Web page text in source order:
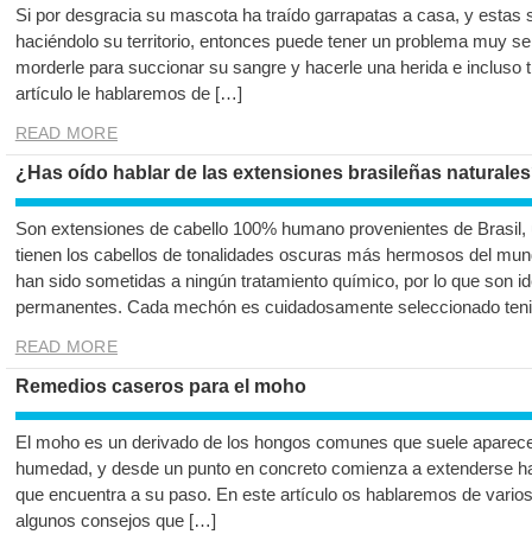
Si por desgracia su mascota ha traído garrapatas a casa, y estas
haciéndolo su territorio, entonces puede tener un problema muy
morderle para succionar su sangre y hacerle una herida e incluso
artículo le hablaremos de […]
READ MORE
¿Has oído hablar de las extensiones brasileñas
Son extensiones de cabello 100% humano provenientes de
tienen los cabellos de tonalidades oscuras más hermosos del
han sido sometidas a ningún tratamiento químico, por lo que son
permanentes. Cada mechón es cuidadosamente seleccionado
READ MORE
Remedios caseros para el moho
El moho es un derivado de los hongos comunes que suele
humedad, y desde un punto en concreto comienza a extenderse
que encuentra a su paso. En este artículo os hablaremos de
algunos consejos que […]